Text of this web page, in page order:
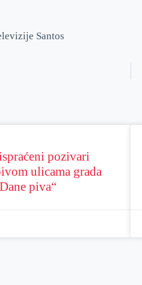
Santos
pozivari
ulicama grada
piva“